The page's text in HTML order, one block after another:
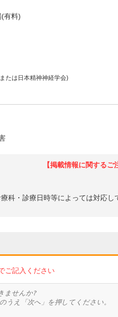
有料)
たは日本精神神経学会)
【掲載情報に関するご
療科・診療日時等によっては対応し
ご記入ください